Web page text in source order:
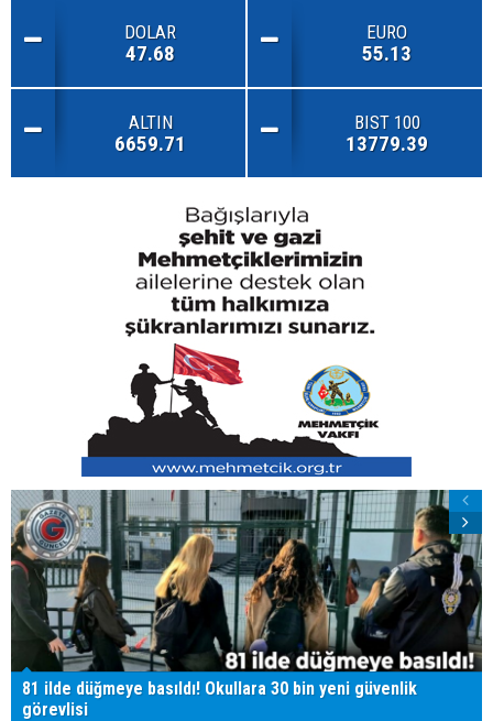
DOLAR
47.68
EURO
55.13
ALTIN
6659.71
BIST 100
13779.39
81 ilde düğmeye basıldı! Okullara 30 bin yeni güvenlik
görevlisi